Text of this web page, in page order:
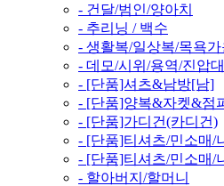
- 건달/범인/양아치
- 추리닝 / 백수
- 생활복/일상복/목욕가
- 데모/시위/용역/진압대
- [단품]셔츠&남방[남]
- [단품]양복&자켓&점
- [단품]가디건(카디건)
- [단품]티셔츠/민소매/
- [단품]티셔츠/민소매/
- 할아버지/할머니